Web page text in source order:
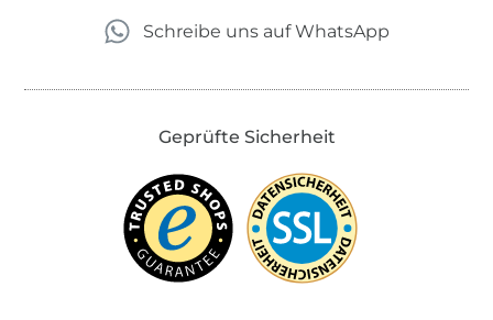
Schreibe uns auf WhatsApp
Geprüfte Sicherheit